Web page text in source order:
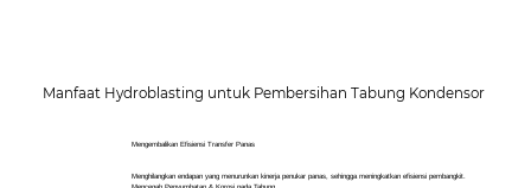
Manfaat Hydroblasting untuk Pembersihan Tabung Kondensor
Mengembalikan Efisiensi Transfer Panas
Menghilangkan endapan yang menurunkan kinerja penukar panas, sehingga meningkatkan efisiensi pembangkit.
Mencegah Penyumbatan & Korosi pada Tabung